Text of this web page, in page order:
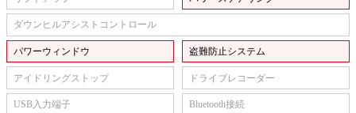
ダウンヒルアシストコントロール
パワーウィンドウ 盗難防止システム
アイドリングストップ ドライブレコーダー
USB入力端子 Bluetooth接続